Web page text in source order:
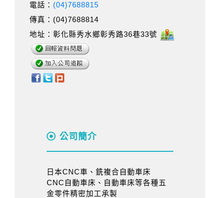
電話： (04)7688815
傳真：(04)7688814
地址：彰化縣秀水鄉彰秀路36巷33號
公司簡介
日本CNC車、銑複合自動車床
CNC自動車床、自動車床等各種五
金零件精密加工承製